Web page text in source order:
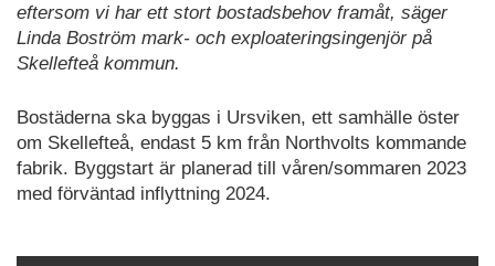
eftersom vi har ett stort bostadsbehov framåt, säger
Linda Boström mark- och exploateringsingenjör på
Skellefteå kommun.
Bostäderna ska byggas i Ursviken, ett samhälle öster
om Skellefteå, endast 5 km från Northvolts kommande
fabrik. Byggstart är planerad till våren/sommaren 2023
med förväntad inflyttning 2024.